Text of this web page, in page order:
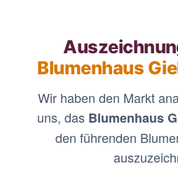
Blumenhaus
Wir haben den Markt
uns, das Blumenhaus
den führenden